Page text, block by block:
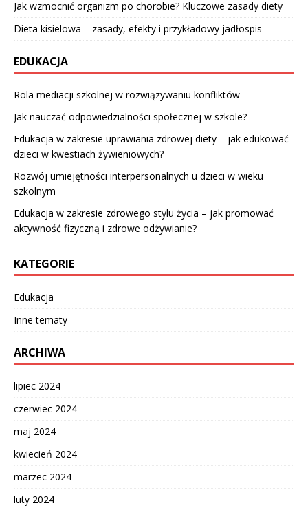
Jak wzmocnić organizm po chorobie? Kluczowe zasady diety
Dieta kisielowa – zasady, efekty i przykładowy jadłospis
EDUKACJA
Rola mediacji szkolnej w rozwiązywaniu konfliktów
Jak nauczać odpowiedzialności społecznej w szkole?
Edukacja w zakresie uprawiania zdrowej diety – jak edukować
dzieci w kwestiach żywieniowych?
Rozwój umiejętności interpersonalnych u dzieci w wieku
szkolnym
Edukacja w zakresie zdrowego stylu życia – jak promować
aktywność fizyczną i zdrowe odżywianie?
KATEGORIE
Edukacja
Inne tematy
ARCHIWA
lipiec 2024
czerwiec 2024
maj 2024
kwiecień 2024
marzec 2024
luty 2024